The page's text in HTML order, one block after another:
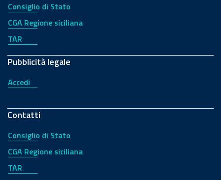
Consiglio di Stato
CGA Regione siciliana
TAR
Pubblicità legale
Accedi
Contatti
Consiglio di Stato
CGA Regione siciliana
TAR